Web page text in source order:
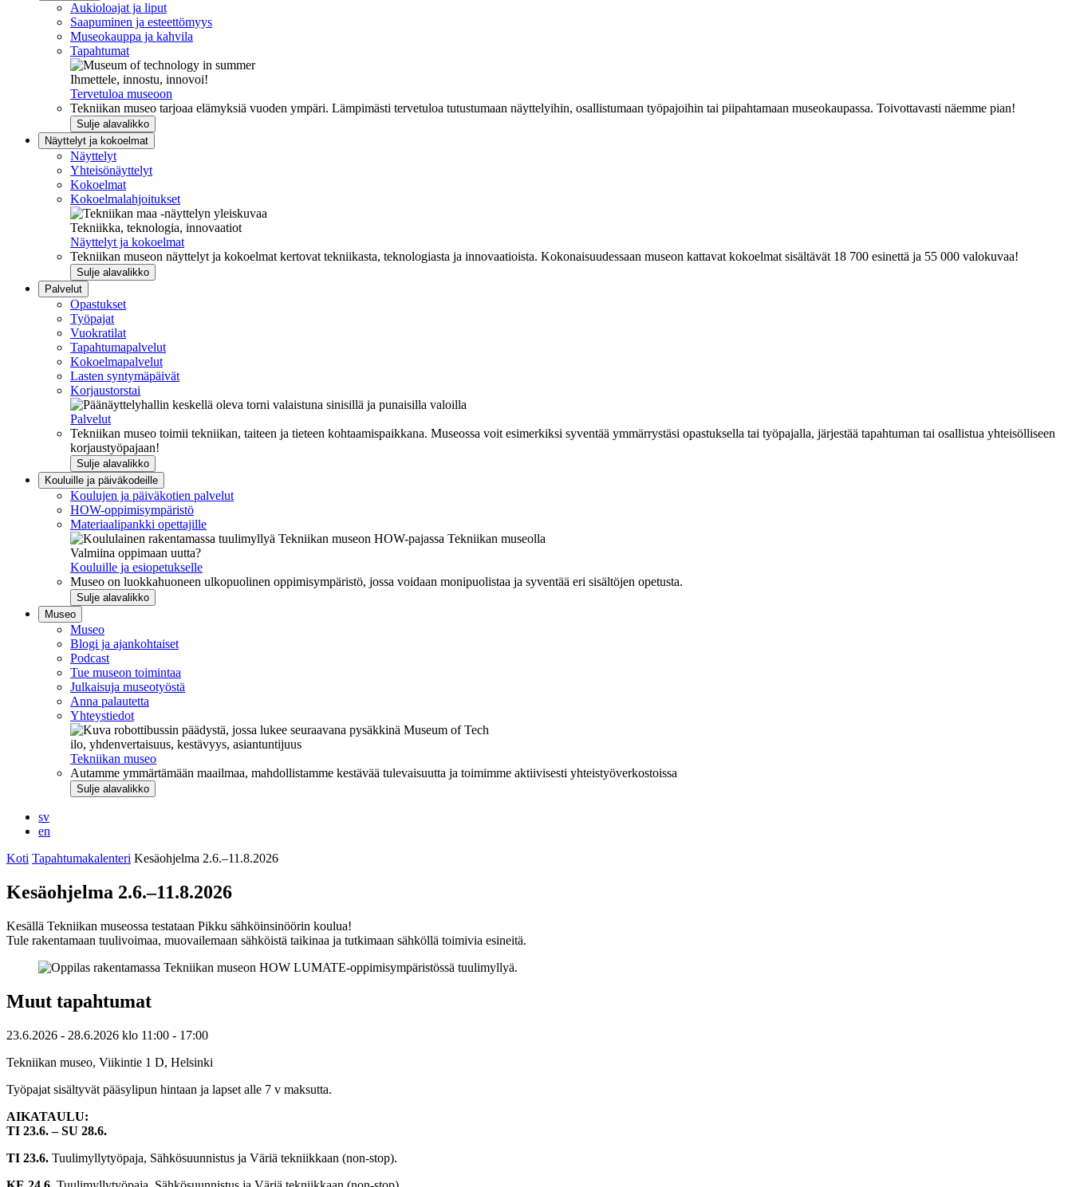
Aukioloajat ja liput
Saapuminen ja esteettömyys
Museokauppa ja kahvila
Tapahtumat
Ihmettele, innostu, innovoi!
Tervetuloa museoon
Tekniikan museo tarjoaa elämyksiä vuoden ympäri. Lämpimästi tervetuloa tutustumaan näyttelyihin, osallistumaan työpajoihin tai piipahtamaan museokaupassa. Toivottavasti näemme pian!
Sulje alavalikko
Näyttelyt ja kokoelmat
Näyttelyt
Yhteisönäyttelyt
Kokoelmat
Kokoelmalahjoitukset
Tekniikka, teknologia, innovaatiot
Näyttelyt ja kokoelmat
Tekniikan museon näyttelyt ja kokoelmat kertovat tekniikasta, teknologiasta ja innovaatioista. Kokonaisuudessaan museon kattavat kokoelmat sisältävät 18 700 esinettä ja 55 000 valokuvaa!
Sulje alavalikko
Palvelut
Opastukset
Työpajat
Vuokratilat
Tapahtumapalvelut
Kokoelmapalvelut
Lasten syntymäpäivät
Korjaustorstai
Palvelut
Tekniikan museo toimii tekniikan, taiteen ja tieteen kohtaamispaikkana. Museossa voit esimerkiksi syventää ymmärrystäsi opastuksella tai työpajalla, järjestää tapahtuman tai osallistua yhteisölliseen
korjaustyöpajaan!
Sulje alavalikko
Kouluille ja päiväkodeille
Koulujen ja päiväkotien palvelut
HOW-oppimisympäristö
Materiaalipankki opettajille
Valmiina oppimaan uutta?
Kouluille ja esiopetukselle
Museo on luokkahuoneen ulkopuolinen oppimisympäristö, jossa voidaan monipuolistaa ja syventää eri sisältöjen opetusta.
Sulje alavalikko
Museo
Museo
Blogi ja ajankohtaiset
Podcast
Tue museon toimintaa
Julkaisuja museotyöstä
Anna palautetta
Yhteystiedot
ilo, yhdenvertaisuus, kestävyys, asiantuntijuus
Tekniikan museo
Autamme ymmärtämään maailmaa, mahdollistamme kestävää tulevaisuutta ja toimimme aktiivisesti yhteistyöverkostoissa
Sulje alavalikko
sv
en
Koti Tapahtumakalenteri Kesäohjelma 2.6.–11.8.2026
Kesäohjelma 2.6.–11.8.2026
Kesällä Tekniikan museossa testataan Pikku sähköinsinöörin koulua!
Tule rakentamaan tuulivoimaa, muovailemaan sähköistä taikinaa ja tutkimaan sähköllä toimivia esineitä.
Muut tapahtumat
23.6.2026 - 28.6.2026 klo 11:00 - 17:00
Tekniikan museo, Viikintie 1 D, Helsinki
Työpajat sisältyvät pääsylipun hintaan ja lapset alle 7 v maksutta.
AIKATAULU:
TI 23.6. – SU 28.6.
TI 23.6. Tuulimyllytyöpaja, Sähkösuunnistus ja Väriä tekniikkaan (non-stop).